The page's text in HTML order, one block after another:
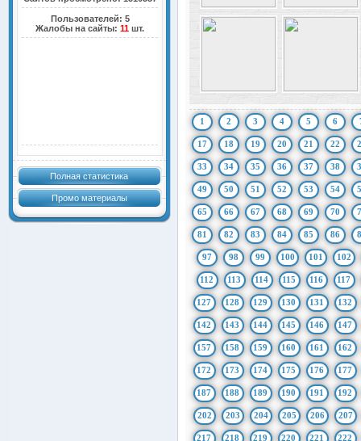
Пользователей: 5
Жалобы на сайты:11 шт.
Полная статистика
Промо материалы
1 2 3 4 5 6
17 18 19 20 21 22
33 34 35 36 37 38
49 50 51 52 53 54
65 66 67 68 69 70
81 82 83 84 85 86
97 98 99 100 101 102
112 113 114 115 116 117
127 128 129 130 131 132
142 143 144 145 146 147
157 158 159 160 161 162
172 173 174 175 176 177
187 188 189 190 191 192
202 203 204 205 206 207
217 218 219 220 221 222